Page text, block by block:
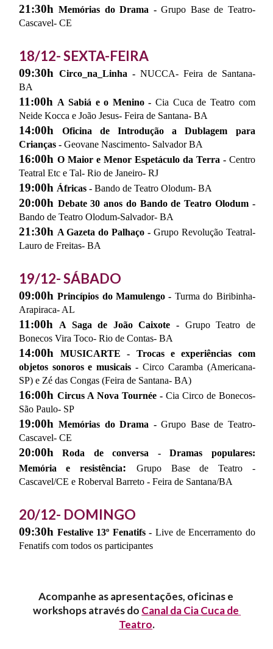
21:30hMemórias do Drama -Grupo Base de Teatro-
Cascavel- CE
18/12- SEXTA-FEIRA
09:30h Circo_na_Linha - NUCCA- Feira de Santana-
BA
11:00h A Sabiá e o Menino -Cia Cuca de Teatro com
Neide Kocca e João Jesus- Feira de Santana- BA
14:00h
Oficina de Introdução a Dublagem para
Crianças - Geovane Nascimento- Salvador BA
16:00h O Maior e Menor Espetáculo da Terra - Centro
Teatral Etc e Tal- Rio de Janeiro- RJ
19:00h Áfricas - Bando de Teatro Olodum- BA
20:00h Debate 30 anos do Bando de Teatro Olodum -
Bando de Teatro Olodum-Salvador- BA
21:30h A Gazeta do Palhaço - Grupo Revolução Teatral-
Lauro de Freitas- BA
19/12- SÁBADO
09:00hPrincípios do Mamulengo - Turma do Biribinha-
Arapiraca- AL
11:00h A Saga de João Caixote - Grupo Teatro de
Bonecos Vira Toco- Rio de Contas- BA
14:00hMUSICARTE - Trocas e experiências com
objetos sonoros e musicais - Circo Caramba (Americana-
SP) e Zé das Congas (Feira de Santana- BA)
16:00h Circus A Nova Tournée - Cia Circo de Bonecos-
São Paulo- SP
19:00hMemórias do Drama -Grupo Base de Teatro-
Cascavel- CE
20:00h Roda de conversa - Dramas populares:
Memória e resistência:
Grupo Base de Teatro -
Cascavel/CE e Roberval Barreto - Feira de Santana/BA
20/12- DOMINGO
09:30hFestalive 13º Fenatifs - Live de Encerramento do
Fenatifs com todos os participantes
Acompanhe as apresentações, oficinas e
workshops através do Canal da Cia Cuca de
Teatro.